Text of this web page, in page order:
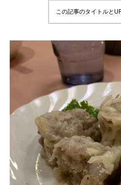
この記事のタイトルと